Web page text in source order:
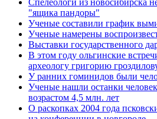
Спелеологи из новосибирска
"ящика пандоры"
Ученые составили график
Ученые намерены
Выставки государственного
В этом году ольгинские
археологу григорию
У ранних гоминидов были
Ученые нашли останки
возрастом 4,5 млн. лет
О раскопках 2004 года